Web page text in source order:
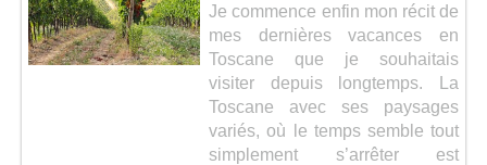
Loisirs
Food & drinks
Je commence enfin mon récit de
mes dernières vacances en
Toscane que je souhaitais
visiter depuis longtemps. La
Toscane avec ses paysages
variés, où le temps semble tout
simplement s’arrêter est